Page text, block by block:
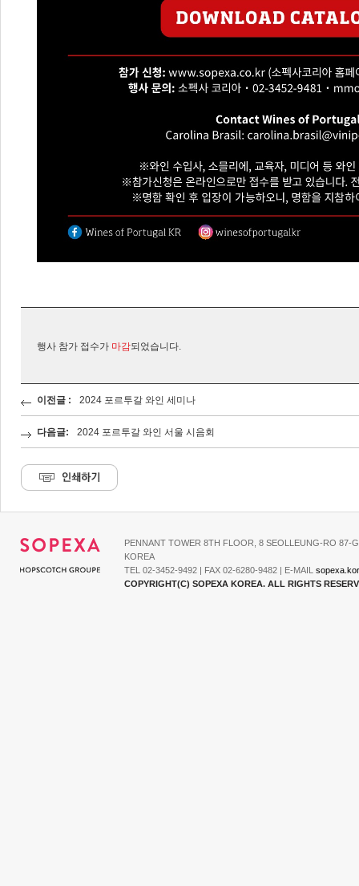
행사 참가 접수가 마감되었습니다.
이전글 : 2024 포르투갈 와인 세미나
다음글: 2024 포르투갈 와인 서울 시음회
PENNANT TOWER 8TH FLOOR, 8 SEOLLEUNG-RO 87-
KOREA
TEL 02-3452-9492 | FAX 02-6280-9482 | E-MAIL
COPYRIGHT(C) SOPEXA KOREA. ALL RIGHTS